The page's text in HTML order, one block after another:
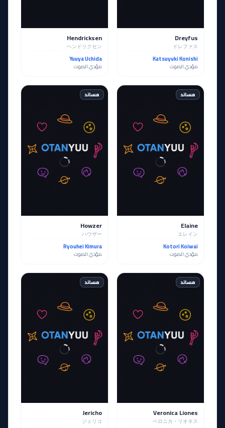
Dreyfus
ドレファス
Katsuyuki Konishi
مؤدي الصوت
Hendricksen
ヘンドリクセン
Yuuya Uchida
مؤدي الصوت
مساند
Elaine
エレイン
Kotori Koiwai
مؤدي الصوت
مساند
Howzer
ハウザー
Ryouhei Kimura
مؤدي الصوت
مساند
Veronica Liones
ベロニカ・リオネス
مساند
Jericho
ジェリコ